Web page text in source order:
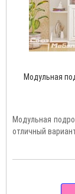
Модульная
Модульная
отличный